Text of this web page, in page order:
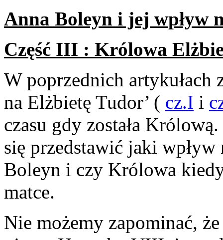
Anna Boleyn i jej wpływ
Część III : Królowa
W poprzednich
na Elżbietę Tudor’ ( cz.I i
czasu gdy została
się przedstawić jaki
Boleyn i czy Królowa
matce.
Nie możemy zapominać,